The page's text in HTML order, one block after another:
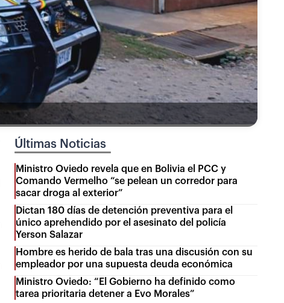
Últimas Noticias
Ministro Oviedo revela que en Bolivia el PCC y
Comando Vermelho “se pelean un corredor para
sacar droga al exterior”
Dictan 180 días de detención preventiva para el
único aprehendido por el asesinato del policía
Yerson Salazar
Hombre es herido de bala tras una discusión con su
empleador por una supuesta deuda económica
Ministro Oviedo: “El Gobierno ha definido como
tarea prioritaria detener a Evo Morales”